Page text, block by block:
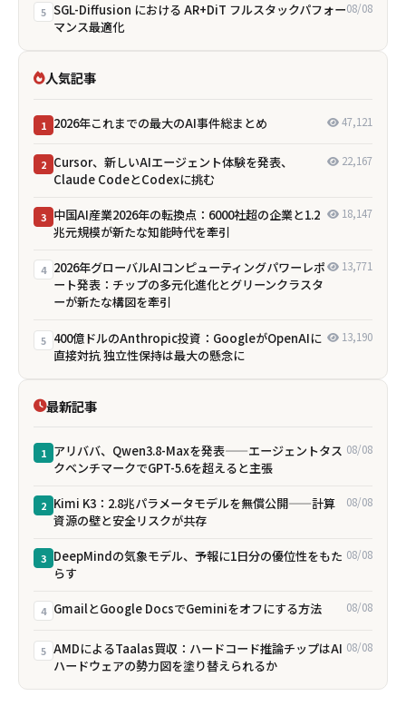
5 SGL-Diffusion における AR+DiT フルスタックパフォー
マンス最適化
08/08
人気記事
1 2026年これまでの最大のAI事件総まとめ 47,121
2 Cursor、新しいAIエージェント体験を発表、
Claude CodeとCodexに挑む
22,167
3 中国AI産業2026年の転換点：6000社超の企業と1.2
兆元規模が新たな知能時代を牽引
18,147
4 2026年グローバルAIコンピューティングパワーレポ
ート発表：チップの多元化進化とグリーンクラスタ
ーが新たな構図を牽引
13,771
5 400億ドルのAnthropic投資：GoogleがOpenAIに
直接対抗 独立性保持は最大の懸念に
13,190
最新記事
1 アリババ、Qwen3.8-Maxを発表——エージェントタス
クベンチマークでGPT-5.6を超えると主張
08/08
2 Kimi K3：2.8兆パラメータモデルを無償公開——計算
資源の壁と安全リスクが共存
08/08
3 DeepMindの気象モデル、予報に1日分の優位性をもた
らす
08/08
4 GmailとGoogle DocsでGeminiをオフにする方法 08/08
5 AMDによるTaalas買収：ハードコード推論チップはAI
ハードウェアの勢力図を塗り替えられるか
08/08